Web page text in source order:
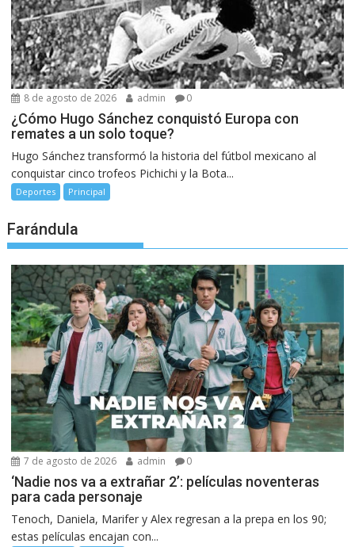
8 de agosto de 2026 admin 0
¿Cómo Hugo Sánchez conquistó Europa con
remates a un solo toque?
Hugo Sánchez transformó la historia del fútbol mexicano al
conquistar cinco trofeos Pichichi y la Bota...
Deportes Principal
Farándula
7 de agosto de 2026 admin 0
‘Nadie nos va a extrañar 2’: películas noventeras
para cada personaje
Tenoch, Daniela, Marifer y Alex regresan a la prepa en los 90;
estas películas encajan con...